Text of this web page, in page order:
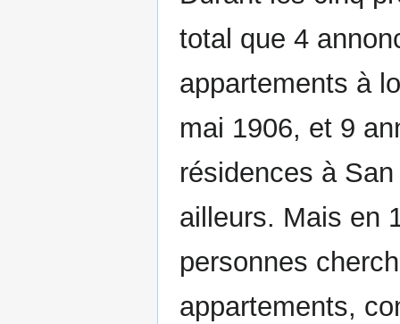
total que 4
appartements à
mai 1906, et 9
résidences à
ailleurs. Mais en
personnes
appartements,